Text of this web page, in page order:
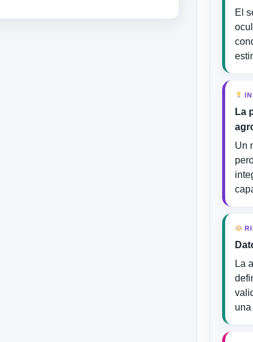
El
La
Un
La